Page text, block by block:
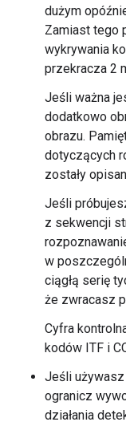
dużym
Zamiast tego
wykrywania
przekracza 2
Jeśli ważna
dodatkowo
obrazu.
dotyczących
zostały
Jeśli
z sekwencji
w
ciągłą serię
że zwracasz
Cyfra
kodów ITF i
Jeśli
ogranicz
działania